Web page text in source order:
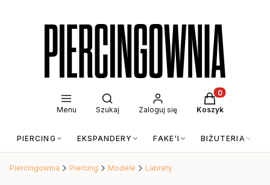
Menu
Otwórz wyszukiwarkę
Szukaj Zaloguj się
Produkty w
Koszyk
PIERCING EKSPANDERY FAKE'I BIŻUTERIA
Piercingownia Piercing Modele Labrety